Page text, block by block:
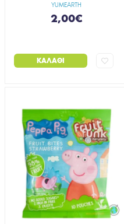
YUMEARTH
2,00€
ΚΑΛΆΘΙ